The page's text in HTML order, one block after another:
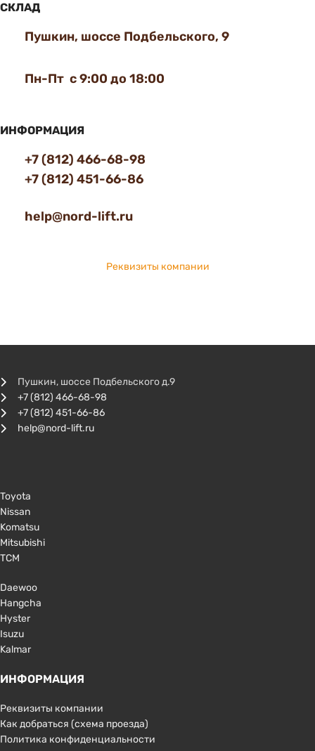
СКЛАД
Пушкин, шоссе Подбельского, 9
Пн-Пт с 9:00 до 18:00
ИНФОРМАЦИЯ
+7 (812) 466-68-98
+7 (812) 451-66-86
help@nord-lift.ru
Реквизиты компании
Пушкин, шоссе Подбельского д.9
+7 (812) 466-68-98
+7 (812) 451-66-86
help@nord-lift.ru
Toyota
Nissan
Komatsu
Mitsubishi
TCM
Daewoo
Hangcha
Hyster
Isuzu
Kalmar
ИНФОРМАЦИЯ
Реквизиты компании
Как добраться (схема проезда)
Политика конфиденциальности